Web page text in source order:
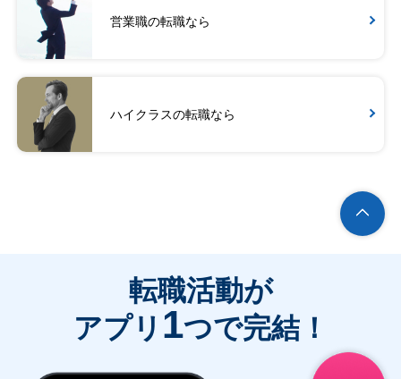
営業職の転職なら
ハイクラスの転職なら
転職活動が
アプリ 1つで完結！